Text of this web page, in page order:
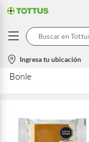
location-
icon
Ingresa tu ubicación
Bonle